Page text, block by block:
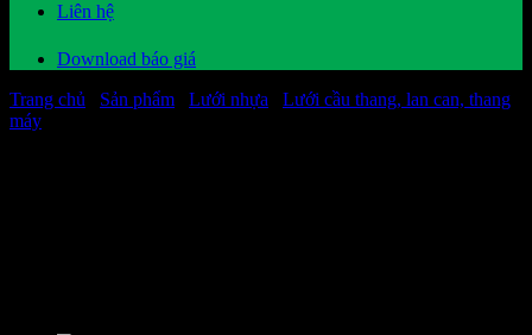
Liên hệ
Download báo giá
Trang chủ
Sản phẩm Lưới nhựa
Lưới cầu thang, lan can, thang
máy